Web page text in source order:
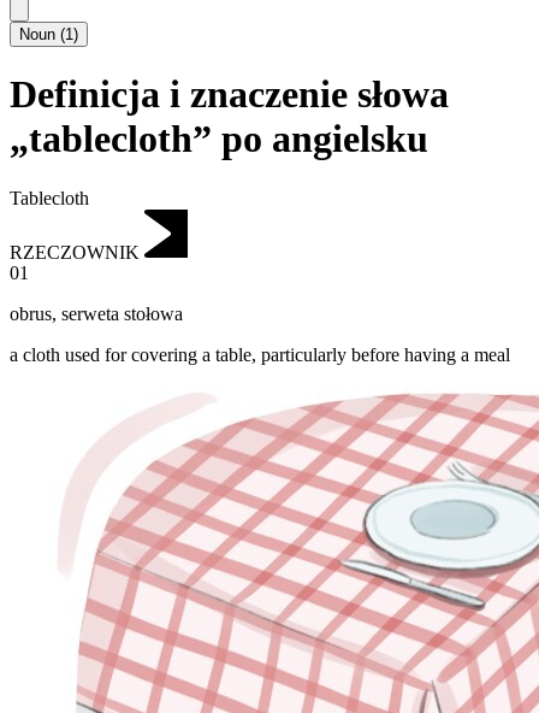
Noun (1)
Definicja i znaczenie słowa
„tablecloth” po angielsku
Tablecloth
RZECZOWNIK
01
obrus, serweta stołowa
a cloth used for covering a table, particularly before having a meal